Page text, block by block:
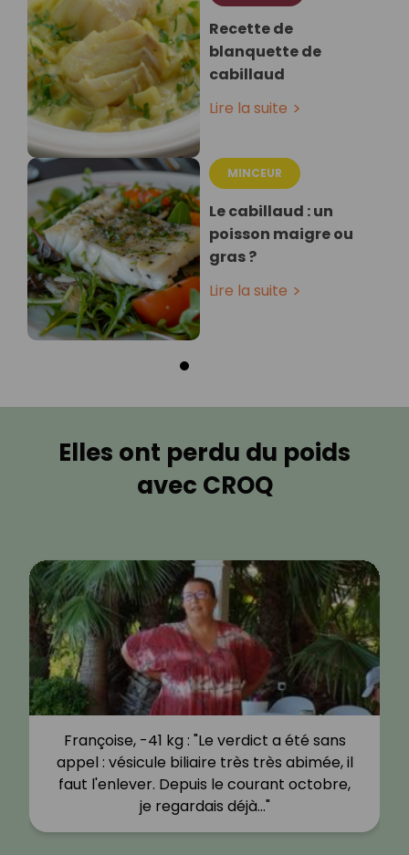
Recette de
blanquette de
cabillaud⁣
Lire la suite
MINCEUR
Le cabillaud : un
poisson maigre ou
gras ?
Lire la suite
Elles ont perdu du poids
avec CROQ
Françoise, -41 kg : "Le verdict a été sans
appel : vésicule biliaire très très abimée, il
faut l'enlever. Depuis le courant octobre,
je regardais déjà…"